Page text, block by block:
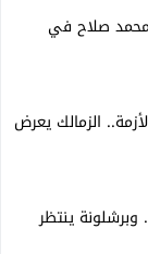
محمد صلاح في
الزمالك يعرض
وبرشلونة ينتظر